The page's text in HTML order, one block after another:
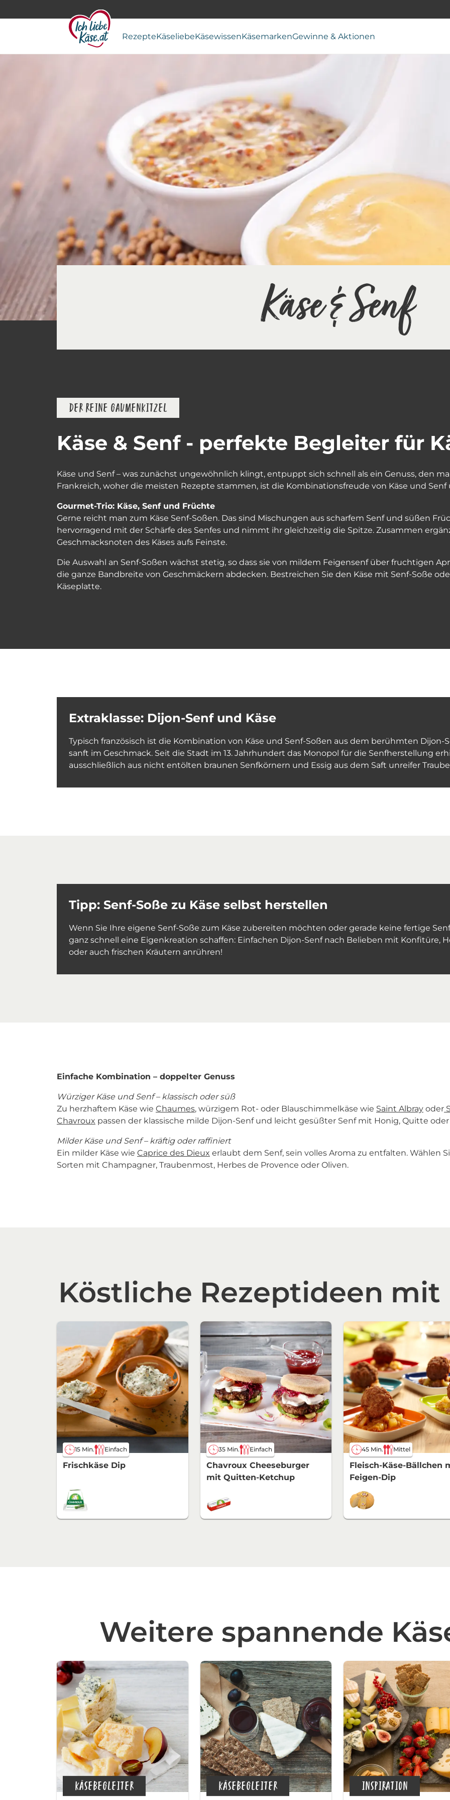
RezepteKäseliebeKäsewissenKäsemarkenGewinne & Aktionen
Käse & Senf
DER REINE GAUMENKITZEL
Käse & Senf - perfekte Begleiter für
Käse und Senf – was zunächst ungewöhnlich klingt, entpuppt sich schnell als ein Genuss, den
Frankreich, woher die meisten Rezepte stammen, ist die Kombinationsfreude von Käse und Senf
Gourmet-Trio: Käse, Senf und Früchte
Gerne reicht man zum Käse Senf-Soßen. Das sind Mischungen aus scharfem Senf und süßen
hervorragend mit der Schärfe des Senfes und nimmt ihr gleichzeitig die Spitze. Zusammen
Geschmacksnoten des Käses aufs Feinste.
Die Auswahl an Senf-Soßen wächst stetig, so dass sie von mildem Feigensenf über fruchtigen
die ganze Bandbreite von Geschmäckern abdecken. Bestreichen Sie den Käse mit Senf-Soße
Käseplatte.
Extraklasse: Dijon-Senf und Käse
Typisch französisch ist die Kombination von Käse und Senf-Soßen aus dem berühmten Dijon-
sanft im Geschmack. Seit die Stadt im 13. Jahrhundert das Monopol für die Senfherstellung
ausschließlich aus nicht entölten braunen Senfkörnern und Essig aus dem Saft unreifer
Tipp: Senf-Soße zu Käse selbst herstellen
Wenn Sie Ihre eigene Senf-Soße zum Käse zubereiten möchten oder gerade keine fertige
ganz schnell eine Eigenkreation schaffen: Einfachen Dijon-Senf nach Belieben mit Konfitüre,
oder auch frischen Kräutern anrühren!
Einfache Kombination – doppelter Genuss
Würziger Käse und Senf – klassisch oder süß
Zu herzhaftem Käse wie Chaumes, würzigem Rot- oder Blauschimmelkäse wie Saint Albray oder
Chavroux passen der klassische milde Dijon-Senf und leicht gesüßter Senf mit Honig, Quitte
Milder Käse und Senf – kräftig oder raffiniert
Ein milder Käse wie Caprice des Dieux erlaubt dem Senf, sein volles Aroma zu entfalten. Wählen
Sorten mit Champagner, Traubenmost, Herbes de Provence oder Oliven.
Köstliche Rezeptideen mit
15 Min. Einfach
Frischkäse Dip
35 Min. Einfach
Chavroux Cheeseburger
mit Quitten-Ketchup
45 Min. Mittel
Fleisch-Käse-Bällchen
Feigen-Dip
Weitere spannende
KÄSEBEGLEITER KÄSEBEGLEITER INSPIRATION